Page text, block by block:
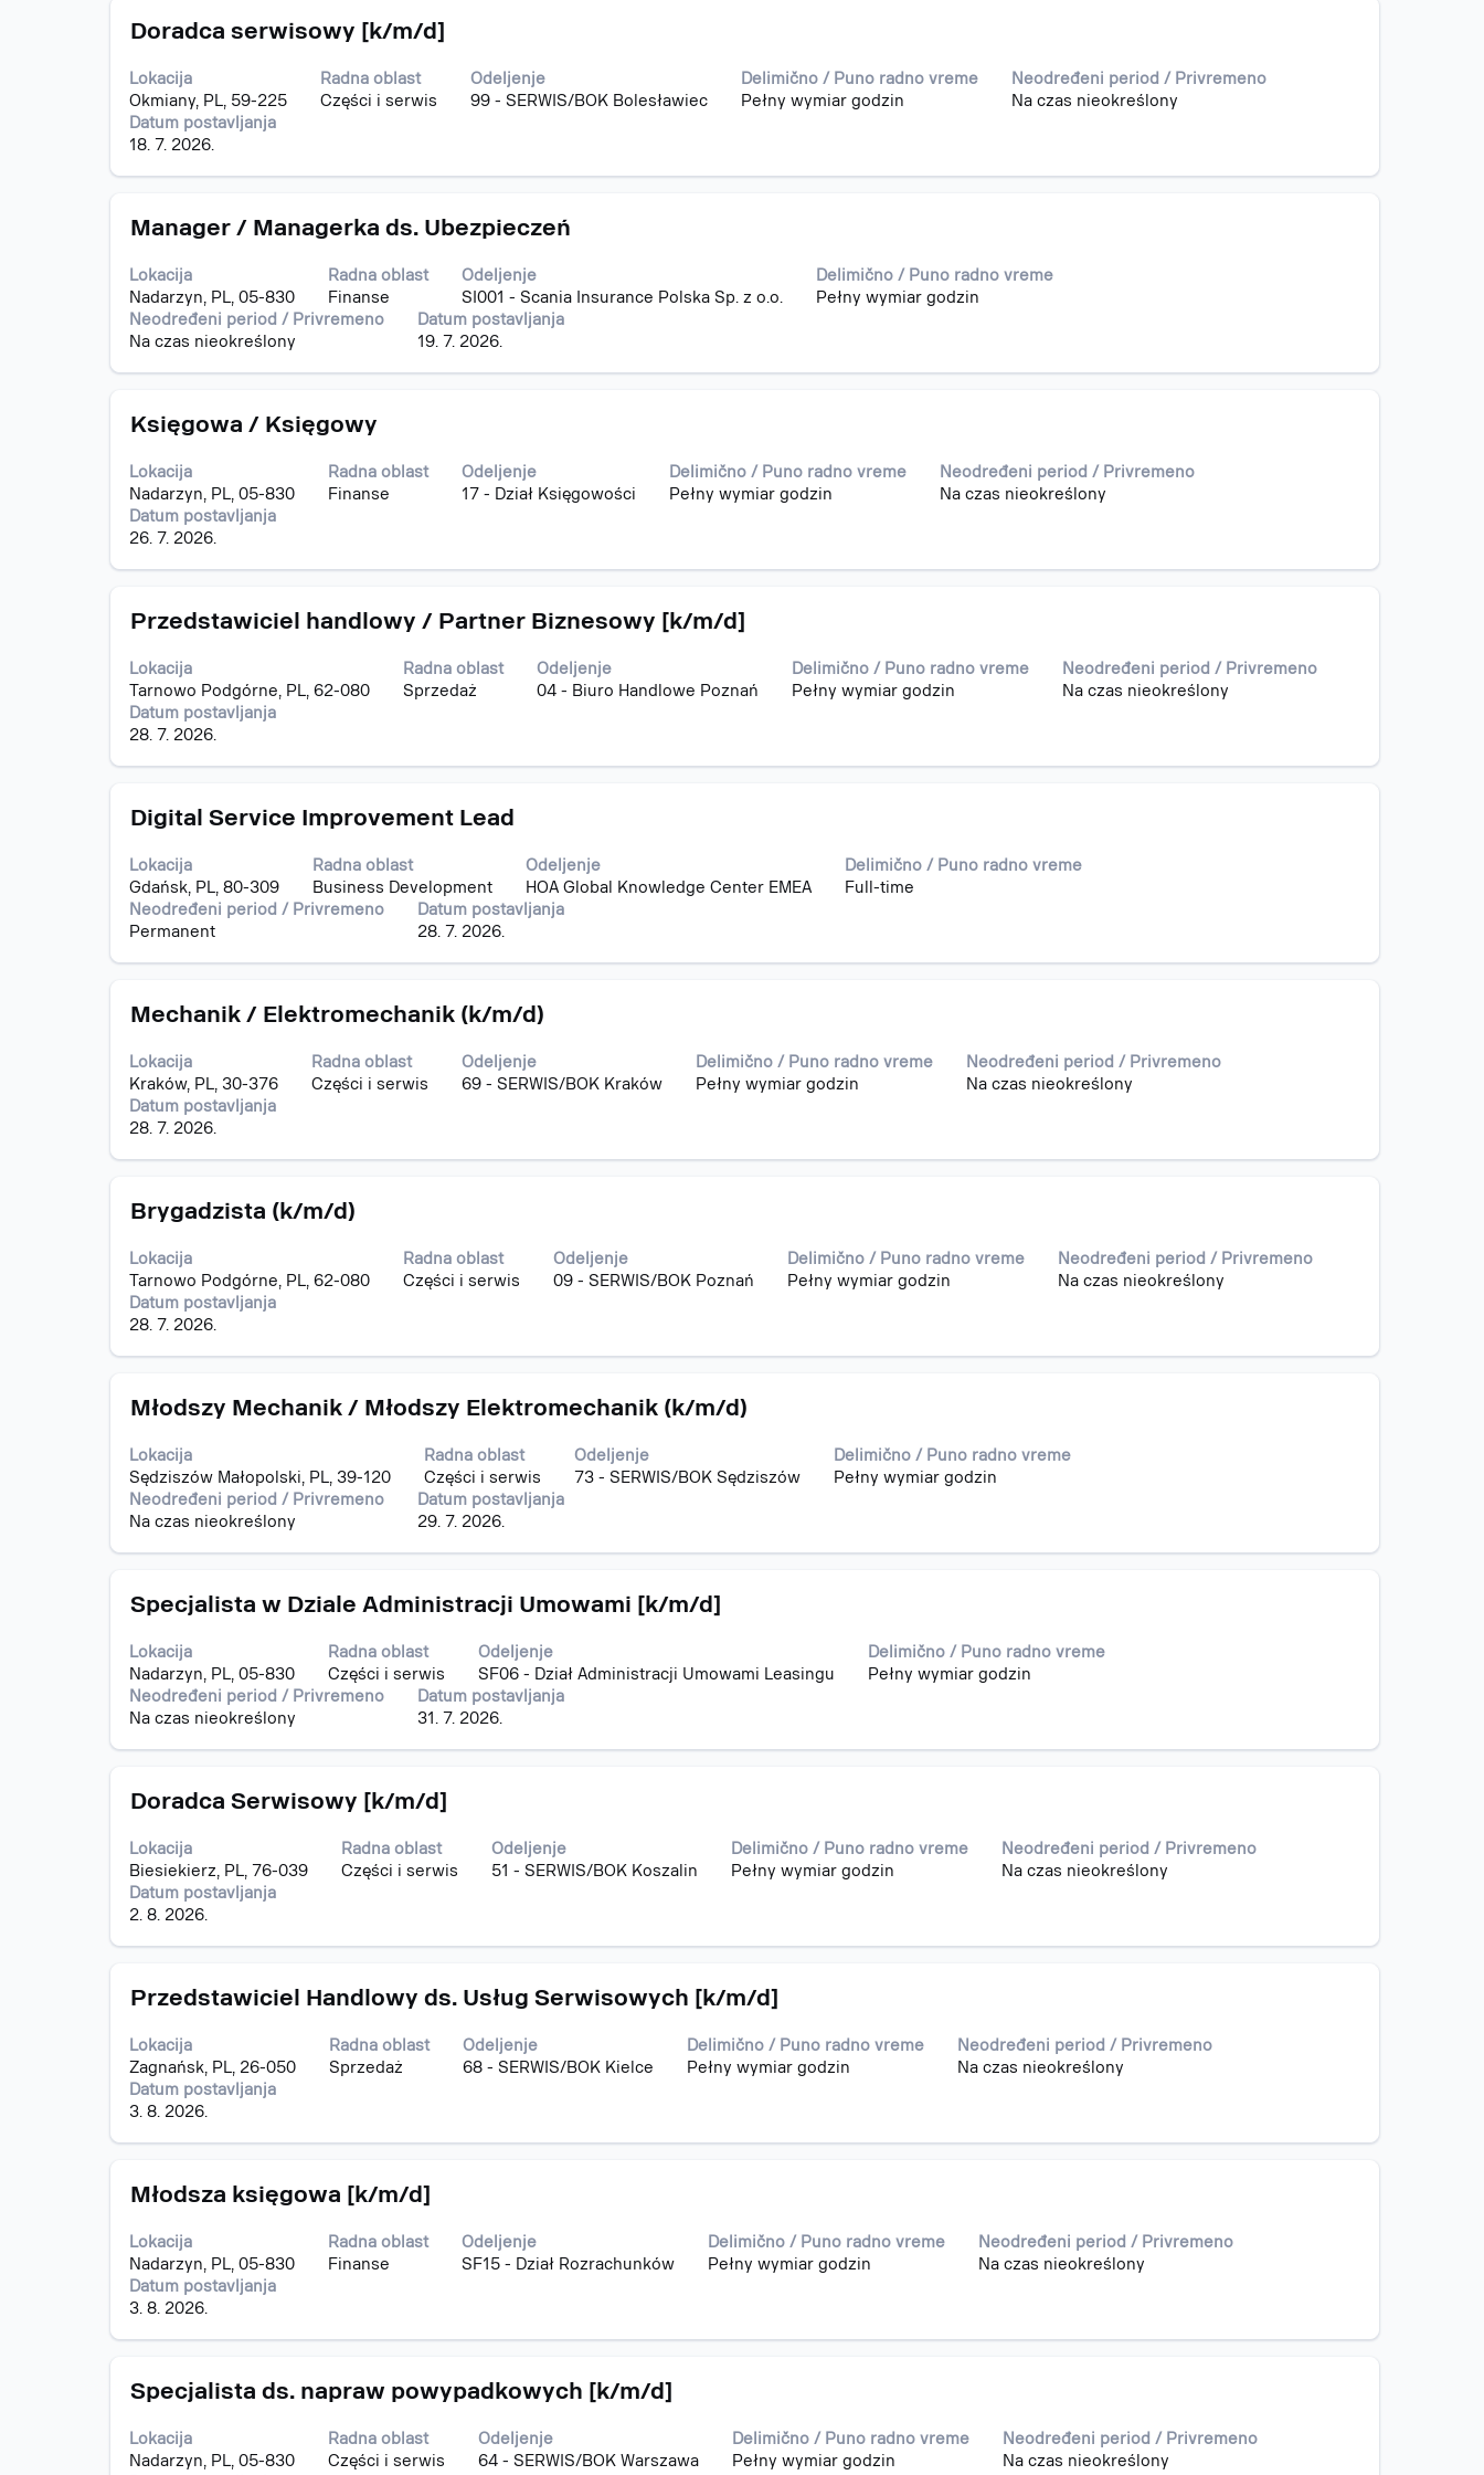
poslova
Korisite
taster
Tab
listi
Izaberite
svih
detalja
posla.
o
Naslov
Doradca serwisowy [k/m/d]
Lokacija
Okmiany, PL, 59-225
Radna oblast
Części i serwis
Odeljenje
99 - SERWIS/BOK Bolesławiec
Delimično / Puno radno vreme
Pełny wymiar godzin
Neodređeni period / Privremeno
Na czas nieokreślony
Datum postavljanja
18. 7. 2026.
Izaberite
razmaknicom
da
biste
prikazali
sadržaj
o
Naslov
Manager / Managerka ds. Ubezpieczeń
Lokacija
Nadarzyn, PL, 05-830
Radna oblast
Finanse
Odeljenje
SI001 - Scania Insurance Polska Sp. z o.o.
Delimično / Puno radno vreme
Pełny wymiar godzin
Neodređeni period / Privremeno
Na czas nieokreślony
Datum postavljanja
19. 7. 2026.
Izaberite
razmaknicom
da
biste
prikazali
sadržaj
o
Naslov
Księgowa / Księgowy
Lokacija
Nadarzyn, PL, 05-830
Radna oblast
Finanse
Odeljenje
17 - Dział Księgowości
Delimično / Puno radno vreme
Pełny wymiar godzin
Neodređeni period / Privremeno
Na czas nieokreślony
Datum postavljanja
26. 7. 2026.
Izaberite
razmaknicom
da
biste
prikazali
sadržaj
o
Naslov
Przedstawiciel handlowy / Partner Biznesowy [k/m/d]
Lokacija
Tarnowo Podgórne, PL, 62-080
Radna oblast
Sprzedaż
Odeljenje
04 - Biuro Handlowe Poznań
Delimično / Puno radno vreme
Pełny wymiar godzin
Neodređeni period / Privremeno
Na czas nieokreślony
Datum postavljanja
28. 7. 2026.
Izaberite
razmaknicom
da
biste
prikazali
sadržaj
o
Naslov
Digital Service Improvement Lead
Lokacija
Gdańsk, PL, 80-309
Radna oblast
Business Development
Odeljenje
HOA Global Knowledge Center EMEA
Delimično / Puno radno vreme
Full-time
Neodređeni period / Privremeno
Permanent
Datum postavljanja
28. 7. 2026.
Izaberite
razmaknicom
da
biste
prikazali
sadržaj
o
Naslov
Mechanik / Elektromechanik (k/m/d)
Lokacija
Kraków, PL, 30-376
Radna oblast
Części i serwis
Odeljenje
69 - SERWIS/BOK Kraków
Delimično / Puno radno vreme
Pełny wymiar godzin
Neodređeni period / Privremeno
Na czas nieokreślony
Datum postavljanja
28. 7. 2026.
Izaberite
razmaknicom
da
biste
prikazali
sadržaj
o
Naslov
Brygadzista (k/m/d)
Lokacija
Tarnowo Podgórne, PL, 62-080
Radna oblast
Części i serwis
Odeljenje
09 - SERWIS/BOK Poznań
Delimično / Puno radno vreme
Pełny wymiar godzin
Neodređeni period / Privremeno
Na czas nieokreślony
Datum postavljanja
28. 7. 2026.
Izaberite
razmaknicom
da
biste
prikazali
sadržaj
o
Naslov
Młodszy Mechanik / Młodszy Elektromechanik (k/m/d)
Lokacija
Sędziszów Małopolski, PL, 39-120
Radna oblast
Części i serwis
Odeljenje
73 - SERWIS/BOK Sędziszów
Delimično / Puno radno vreme
Pełny wymiar godzin
Neodređeni period / Privremeno
Na czas nieokreślony
Datum postavljanja
29. 7. 2026.
Izaberite
razmaknicom
da
biste
prikazali
sadržaj
o
Naslov
Specjalista w Dziale Administracji Umowami [k/m/d]
Lokacija
Nadarzyn, PL, 05-830
Radna oblast
Części i serwis
Odeljenje
SF06 - Dział Administracji Umowami Leasingu
Delimično / Puno radno vreme
Pełny wymiar godzin
Neodređeni period / Privremeno
Na czas nieokreślony
Datum postavljanja
31. 7. 2026.
Izaberite
razmaknicom
da
biste
prikazali
sadržaj
o
Naslov
Doradca Serwisowy [k/m/d]
Lokacija
Biesiekierz, PL, 76-039
Radna oblast
Części i serwis
Odeljenje
51 - SERWIS/BOK Koszalin
Delimično / Puno radno vreme
Pełny wymiar godzin
Neodređeni period / Privremeno
Na czas nieokreślony
Datum postavljanja
2. 8. 2026.
Izaberite
razmaknicom
da
biste
prikazali
sadržaj
o
Naslov
Przedstawiciel Handlowy ds. Usług Serwisowych [k/m/d]
Lokacija
Zagnańsk, PL, 26-050
Radna oblast
Sprzedaż
Odeljenje
68 - SERWIS/BOK Kielce
Delimično / Puno radno vreme
Pełny wymiar godzin
Neodređeni period / Privremeno
Na czas nieokreślony
Datum postavljanja
3. 8. 2026.
Izaberite
razmaknicom
da
biste
prikazali
sadržaj
o
Naslov
Młodsza księgowa [k/m/d]
Lokacija
Nadarzyn, PL, 05-830
Radna oblast
Finanse
Odeljenje
SF15 - Dział Rozrachunków
Delimično / Puno radno vreme
Pełny wymiar godzin
Neodređeni period / Privremeno
Na czas nieokreślony
Datum postavljanja
3. 8. 2026.
Izaberite
razmaknicom
da
biste
prikazali
sadržaj
o
Naslov
Specjalista ds. napraw powypadkowych [k/m/d]
Lokacija
Nadarzyn, PL, 05-830
Radna oblast
Części i serwis
Odeljenje
64 - SERWIS/BOK Warszawa
Delimično / Puno radno vreme
Pełny wymiar godzin
Neodređeni period / Privremeno
Na czas nieokreślony
Izaberite
razmaknicom
da